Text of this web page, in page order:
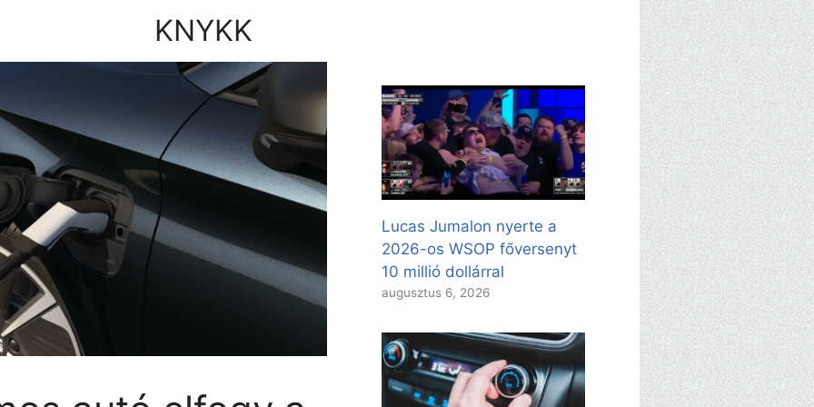
KNYKK
Lucas Jumalon nyerte a
2026-os WSOP főversenyt
10 millió dollárral
augusztus 6, 2026